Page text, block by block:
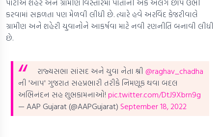
પાર્ટીએ શહેર અને ગ્રામીણ વિસ્તારમાં પોતાની એક અલગ છાપ ઉભી
કરવામાં સફળતા પણ મેળવી લીધી છે. ત્યારે હવે અરવિંદ કેજરીવાલે
ગ્રામીણ અને શહેરી યુવાનોને આકર્ષવા માટે નવી રણનીતિ બનાવી લીધી
છે.
રાજ્યસભા સાંસદ અને યુવા નેતા શ્રી @raghav_chadha
ની 'આપ' ગુજરાત સહપ્રભારી તરીકે નિમણૂક થવા બદલ
અભિનંદન સહ શુભકામનાઓ! pic.twitter.com/DtJ9Xbrn9g
— AAP Gujarat (@AAPGujarat) September 18, 2022